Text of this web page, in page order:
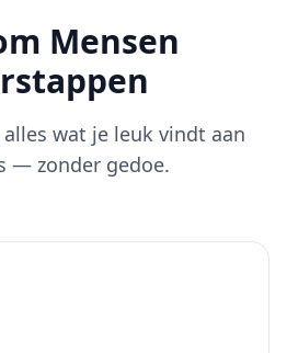
Mensen
alles wat je leuk vindt aan
— zonder gedoe.